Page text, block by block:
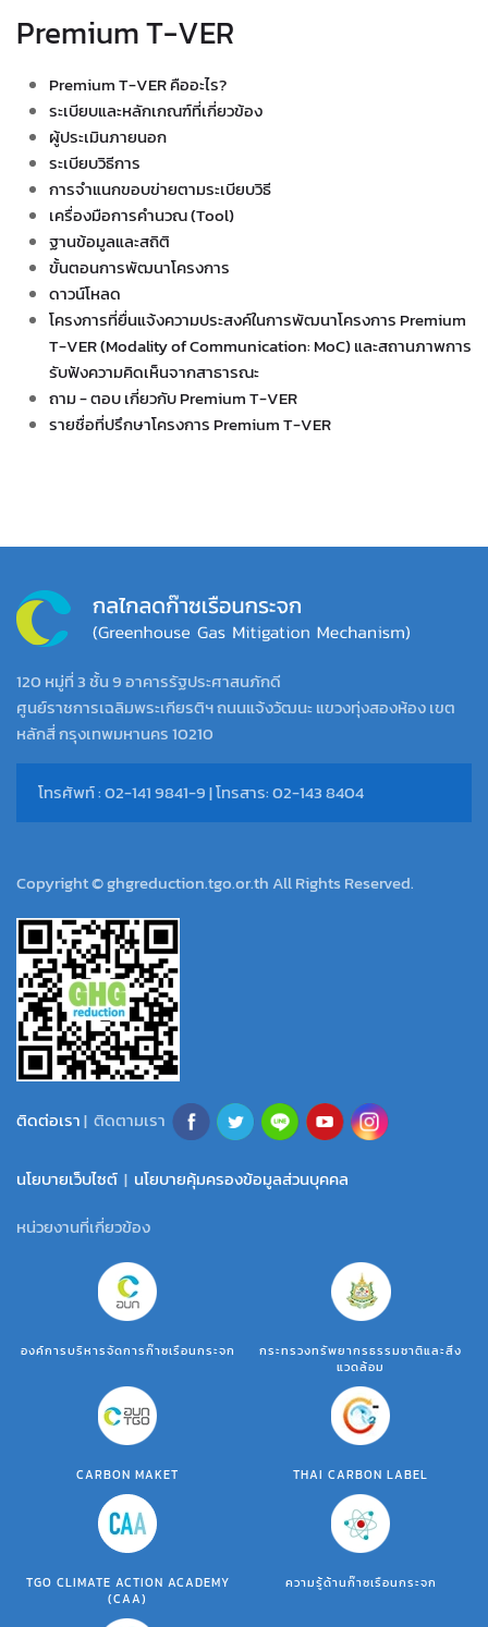
Premium T-VER
Premium T-VER คืออะไร?
ระเบียบและหลักเกณฑ์ที่เกี่ยวข้อง
ผู้ประเมินภายนอก
ระเบียบวิธีการ
การจำแนกขอบข่ายตามระเบียบวิธี
เครื่องมือการคำนวณ (Tool)
ฐานข้อมูลและสถิติ
ขั้นตอนการพัฒนาโครงการ
ดาวน์โหลด
โครงการที่ยื่นแจ้งความประสงค์ในการพัฒนาโครงการ Premium
T-VER (Modality of Communication: MoC) และสถานภาพการ
รับฟังความคิดเห็นจากสาธารณะ
ถาม - ตอบ เกี่ยวกับ Premium T-VER
รายชื่อที่ปรึกษาโครงการ Premium T-VER
120 หมู่ที่ 3 ชั้น 9 อาคารรัฐประศาสนภักดี
ศูนย์ราชการเฉลิมพระเกียรติฯ ถนนแจ้งวัฒนะ แขวงทุ่งสองห้อง เขต
หลักสี่ กรุงเทพมหานคร 10210
โทรศัพท์ : 02-141 9841-9 | โทรสาร: 02-143 8404
Copyright © ghgreduction.tgo.or.th All Rights Reserved.
ติดต่อเรา| ติดตามเรา
นโยบายเว็บไซต์ | นโยบายคุ้มครองข้อมูลส่วนบุคคล
หน่วยงานที่เกี่ยวข้อง
องค์การบริหารจัดการก๊าซเรือนกระจก
กระทรวงทรัพยากรธรรมชาติและสิ่ง
แวดล้อม
CARBON MAKET THAI CARBON LABEL
TGO CLIMATE ACTION ACADEMY
(CAA)
ความรู้ด้านก๊าซเรือนกระจก